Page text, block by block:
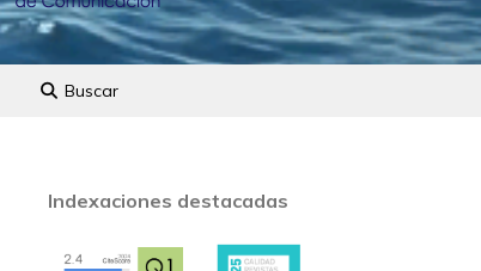
Buscar
Indexaciones destacadas